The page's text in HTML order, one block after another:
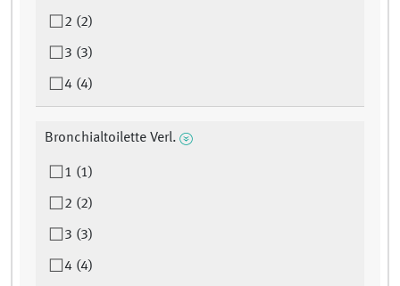
2 (2)
3 (3)
4 (4)
Bronchialtoilette Verl.
1 (1)
2 (2)
3 (3)
4 (4)